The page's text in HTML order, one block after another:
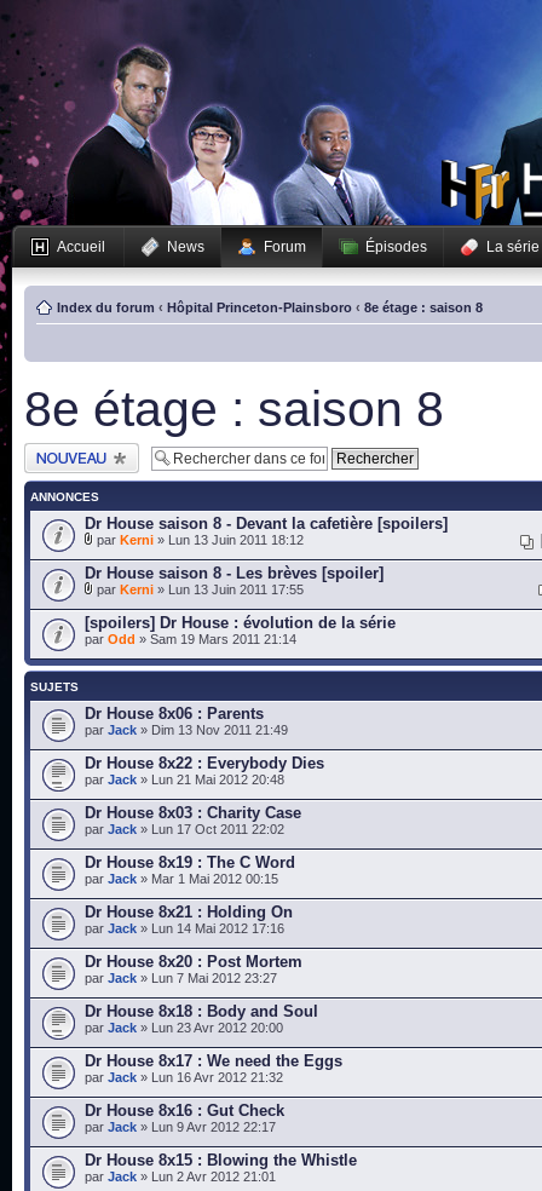
Accueil News Forum Épisodes La série
Index du forum ‹ Hôpital Princeton-Plainsboro ‹ 8e étage : saison 8
8e étage : saison 8
Publier un nouveau
sujet
ANNONCES
Dr House saison 8 - Devant la cafetière [spoilers]
par Kerni » Lun 13 Juin 2011 18:12
Dr House saison 8 - Les brèves [spoiler]
par Kerni » Lun 13 Juin 2011 17:55
[spoilers] Dr House : évolution de la série
par Odd » Sam 19 Mars 2011 21:14
SUJETS
Dr House 8x06 : Parents
par Jack » Dim 13 Nov 2011 21:49
Dr House 8x22 : Everybody Dies
par Jack » Lun 21 Mai 2012 20:48
Dr House 8x03 : Charity Case
par Jack » Lun 17 Oct 2011 22:02
Dr House 8x19 : The C Word
par Jack » Mar 1 Mai 2012 00:15
Dr House 8x21 : Holding On
par Jack » Lun 14 Mai 2012 17:16
Dr House 8x20 : Post Mortem
par Jack » Lun 7 Mai 2012 23:27
Dr House 8x18 : Body and Soul
par Jack » Lun 23 Avr 2012 20:00
Dr House 8x17 : We need the Eggs
par Jack » Lun 16 Avr 2012 21:32
Dr House 8x16 : Gut Check
par Jack » Lun 9 Avr 2012 22:17
Dr House 8x15 : Blowing the Whistle
par Jack » Lun 2 Avr 2012 21:01